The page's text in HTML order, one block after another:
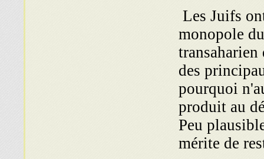
Les Juifs
monopole
des
pourquoi
produit au
Peu
mérite de